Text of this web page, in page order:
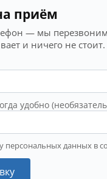
приём
— мы
и ничего не стоит.
удобно
персональных данных в